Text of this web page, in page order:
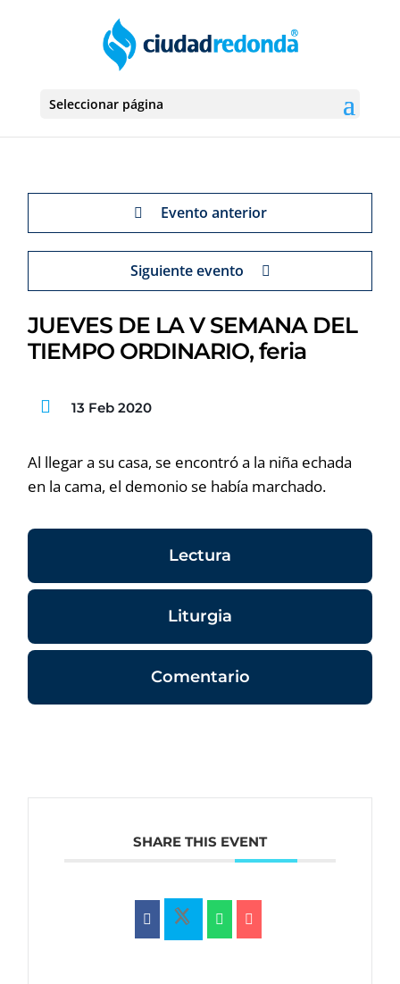
Seleccionar página
Evento anterior
Siguiente evento
JUEVES DE LA V SEMANA DEL
TIEMPO ORDINARIO, feria
13 Feb 2020
Al llegar a su casa, se encontró a la niña echada
en la cama, el demonio se había marchado.
Lectura
Liturgia
Comentario
SHARE THIS EVENT